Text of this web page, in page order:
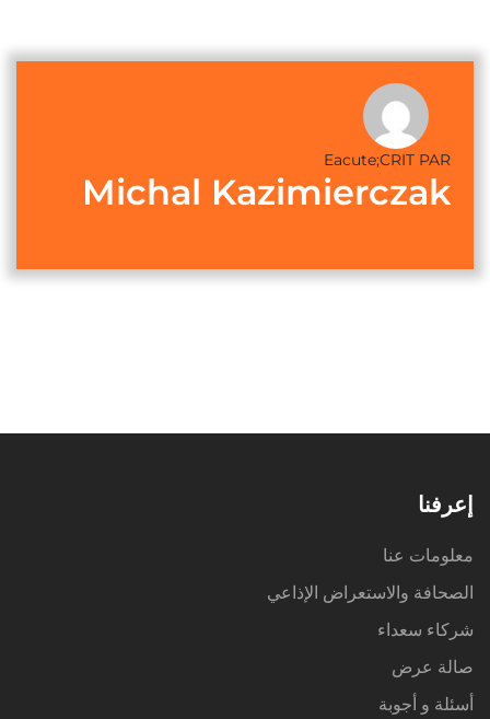
Eacute;CRIT PAR
Michal Kazimierczak
إعرفنا
معلومات عنا
الصحافة والاستعراض الإذاعي
شركاء سعداء
صالة عرض
أسئلة و أجوبة